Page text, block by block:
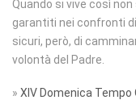
Quando si vive così
garantiti nei confronti
sicuri, però, di
volontà del Padre.
» XIV Domenica Tempo